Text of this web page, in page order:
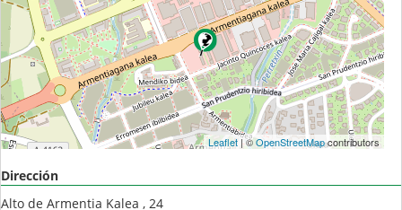
Leaflet| ©OpenStreetMapcontributors
Dirección
Alto de Armentia Kalea , 24